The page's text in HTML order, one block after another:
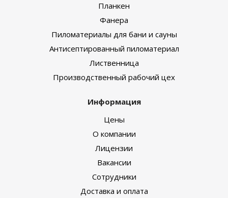
Планкен
Фанера
Пиломатериалы для бани и сауны
Антисептированный пиломатериал
Лиственница
Производственный рабочий цех
Информация
Цены
О компании
Лицензии
Вакансии
Сотрудники
Доставка и оплата